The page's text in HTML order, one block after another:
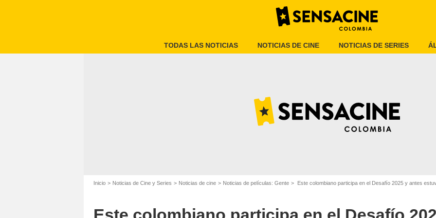
TODAS LAS NOTICIAS NOTICIAS DE CINE NOTICIAS DE SERIES
Inicio Noticias de Cine y Series Noticias de cine Noticias de películas: Gente Este colombiano participa en el Desafío 2025 y antes
SensaCine Colombia